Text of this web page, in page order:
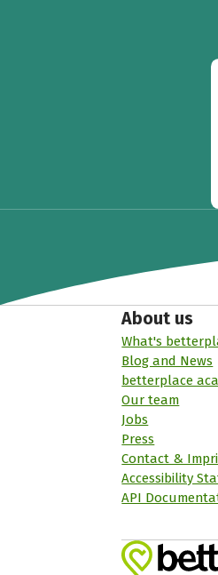
About us
What's
Blog and News
betterplace
Our team
Jobs
Press
Contact &
Accessibility
API